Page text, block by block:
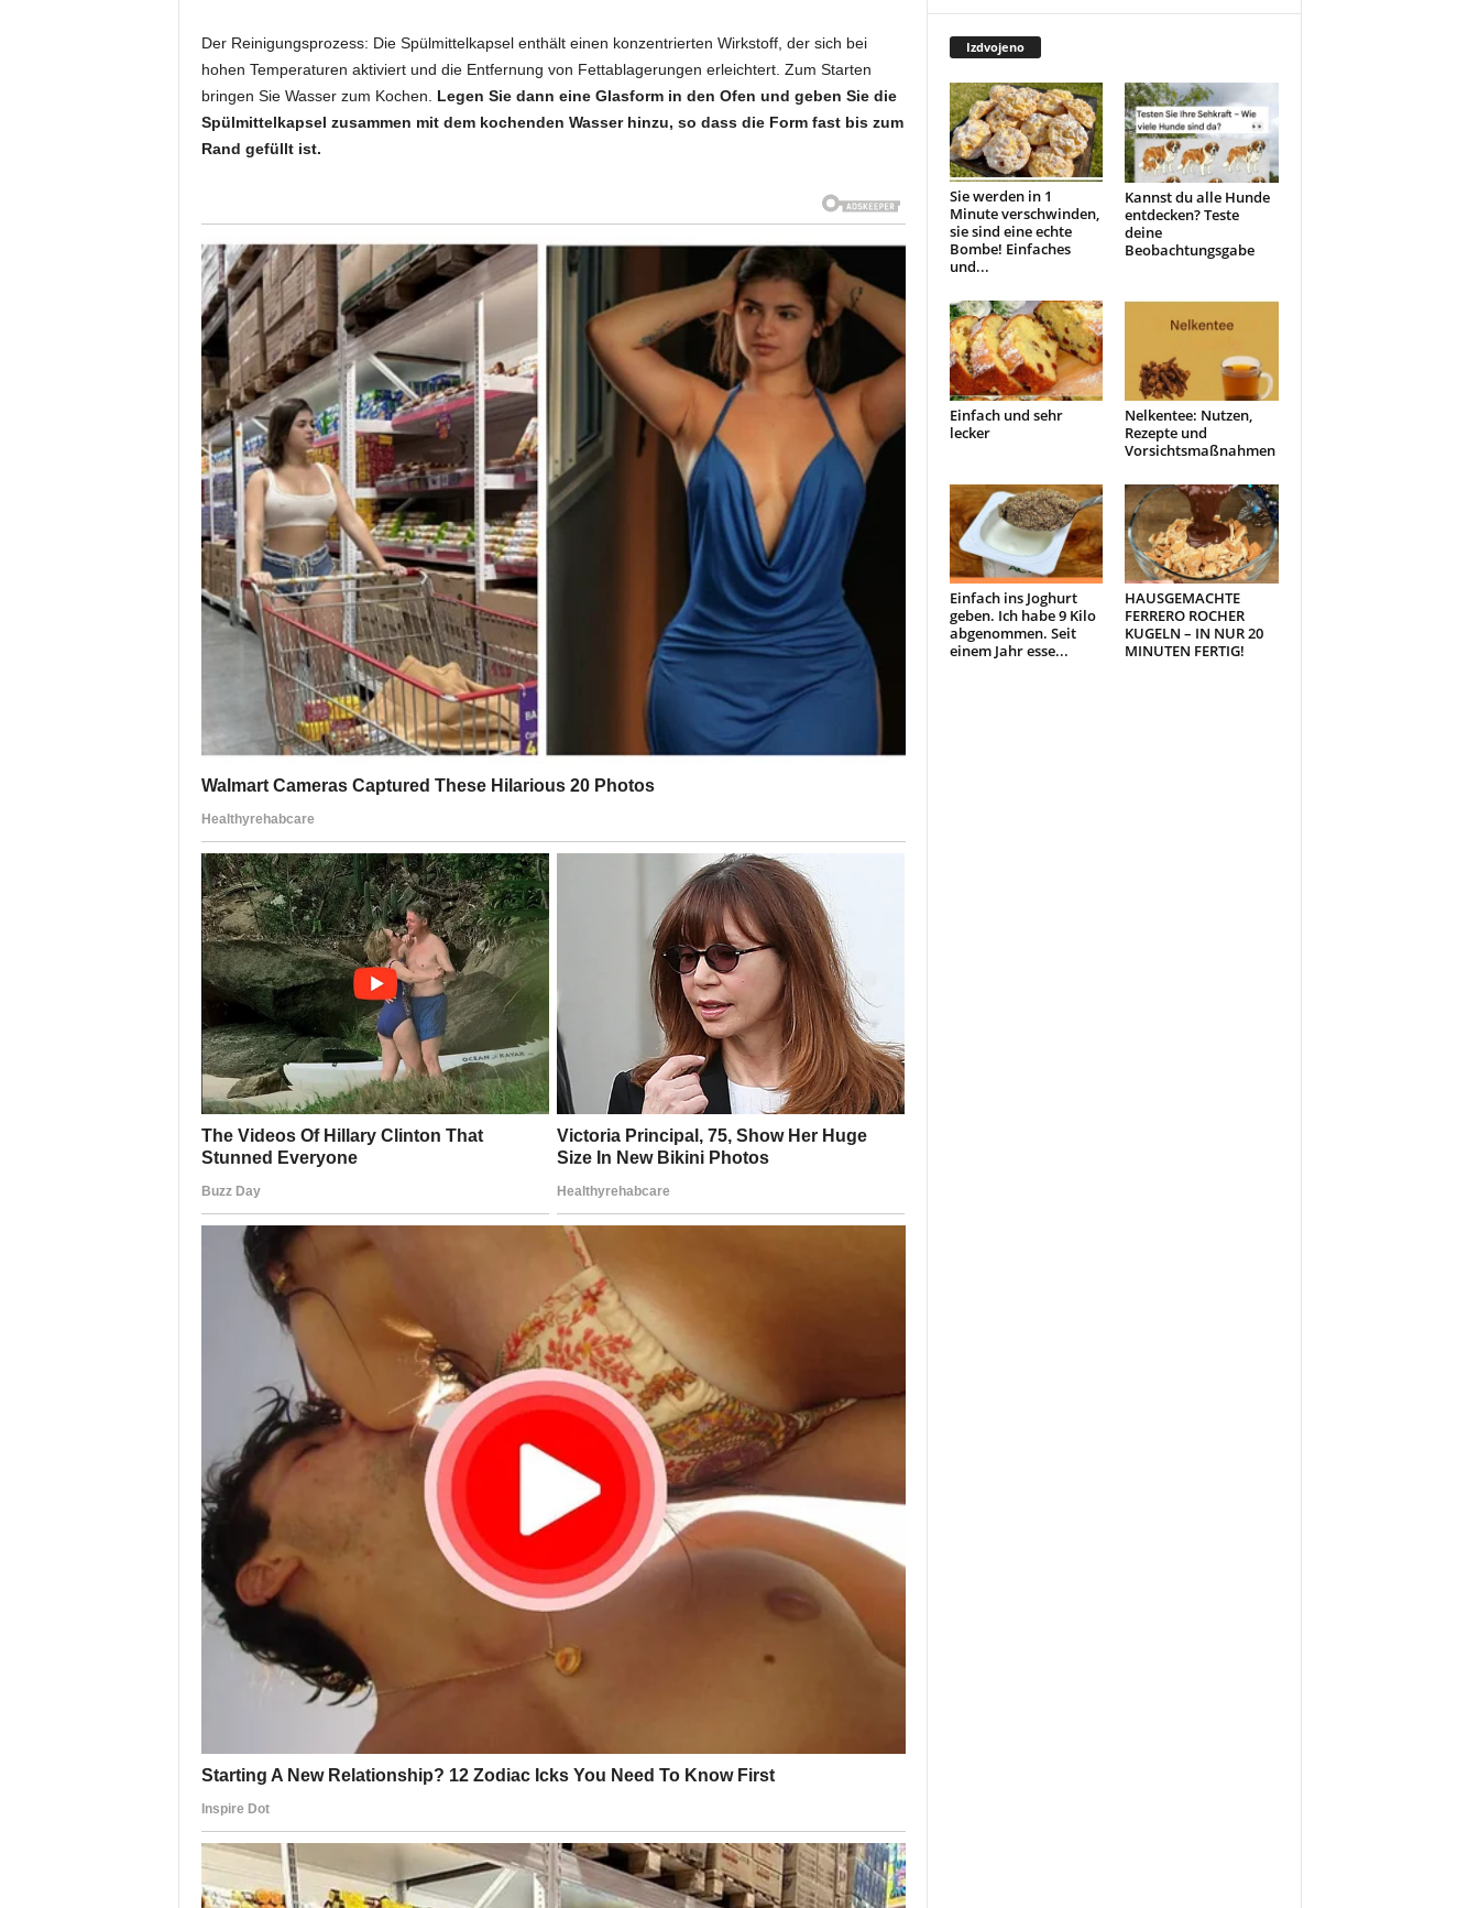
Der Reinigungsprozess: Die Spülmittelkapsel enthält einen konzentrierten Wirkstoff, der sich bei
hohen Temperaturen aktiviert und die Entfernung von Fettablagerungen erleichtert. Zum Starten
bringen Sie Wasser zum Kochen. Legen Sie dann eine Glasform in den Ofen und geben Sie die
Spülmittelkapsel zusammen mit dem kochenden Wasser hinzu, so dass die Form fast bis zum
Rand gefüllt ist.
Izdvojeno
Sie werden in 1
Minute verschwinden,
sie sind eine echte
Bombe! Einfaches
und...
Kannst du alle Hunde
entdecken? Teste
deine
Beobachtungsgabe
Einfach und sehr
lecker
Nelkentee: Nutzen,
Rezepte und
Vorsichtsmaßnahmen
Einfach ins Joghurt
geben. Ich habe 9 Kilo
abgenommen. Seit
einem Jahr esse...
HAUSGEMACHTE
FERRERO ROCHER
KUGELN – IN NUR 20
MINUTEN FERTIG!